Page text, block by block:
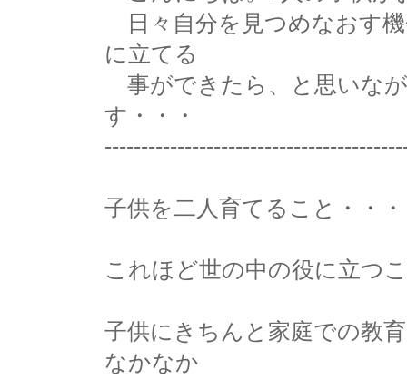
日々自分を見つめなおす
に立てる
事ができたら、と思いな
す・・・
子供を二人育てること・・
これほど世の中の役に立つ
子供にきちんと家庭での教
なかなか